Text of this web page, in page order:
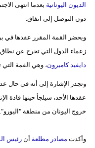
الديون اليونانية بعدما انتهى
دون التوصل إلى اتفاق.
ويحضر القمة المقرر عقدها
زعماء الدول التي تخرج عن
دايفيد كاميرون، وهي القمة
وتجدر الإشارة إلى أنه في حال
عقدها الأحد، سيلجأ حينها قادة
خروج اليونان من منطقة "اليورو".
وأكدت مصادر مطلعة أنرئيس